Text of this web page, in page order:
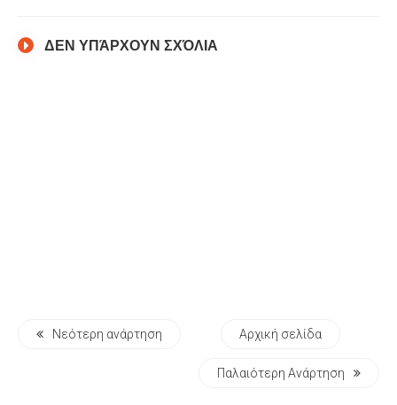
ΔΕΝ ΥΠΆΡΧΟΥΝ ΣΧΌΛΙΑ
Νεότερη ανάρτηση Αρχική σελίδα
Παλαιότερη Ανάρτηση